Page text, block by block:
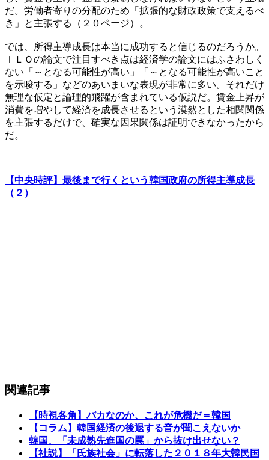
だ。労働者寄りの分配のため「拡張的な財政政策で支えるべ
き」と主張する（２０ページ）。
では、所得主導成長は本当に成功すると信じるのだろうか。
ＩＬＯの論文で注目すべき点は経済学の論文にはふさわしく
ない「～となる可能性が高い」「～となる可能性が高いこと
を示唆する」などのあいまいな表現が非常に多い。それだけ
無理な仮定と論理的飛躍が含まれている仮説だ。賃金上昇が
消費を増やして経済を成長させるという漠然とした相関関係
を主張するだけで、確実な因果関係は証明できなかったから
だ。
【中央時評】最後まで行くという韓国政府の所得主導成長
（２）
関連記事
【時視各角】バカなのか、これが危機だ＝韓国
【コラム】韓国経済の後退する音が聞こえないか
韓国、「未成熟先進国の罠」から抜け出せない？
【社説】「氏族社会」に転落した２０１８年大韓民国